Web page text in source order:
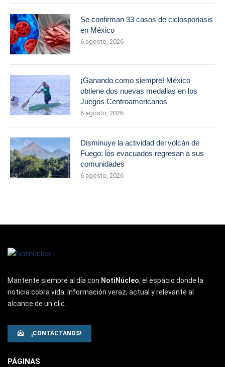
Se confirman 33 casos de ciclosporiasis
en México
6 agosto, 2026
¡Ganando como siempre! México
obtiene dos nuevas medallas en los
Juegos Centroamericanos
6 agosto, 2026
Disminuye la actividad del volcán de
Fuego; los evacuados regresan a sus
comunidades
6 agosto, 2026
Mantente siempre al día con NotiNúcleo, el espacio donde la
noticia cobra vida. Información veraz, actual y relevante al
alcance de un clic.
¡CONTÁCTANOS!
PÁGINAS